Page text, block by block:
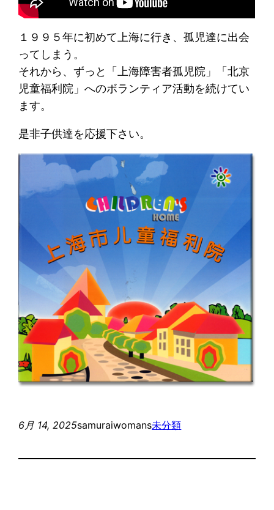
１９９５年に初めて上海に行き、孤児達に出会
ってしまう。
それから、ずっと「上海障害者孤児院」「北京
児童福利院」へのボランティア活動を続けてい
ます。
是非子供達を応援下さい。
6月 14, 2025samuraiwomans未分類